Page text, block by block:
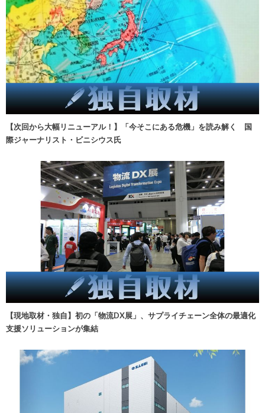
【次回から大幅リニューアル！】「今そこにある危機」を読み解く 国
際ジャーナリスト・ビニシウス氏
【現地取材・独自】初の「物流DX展」、サプライチェーン全体の最適化
支援ソリューションが集結